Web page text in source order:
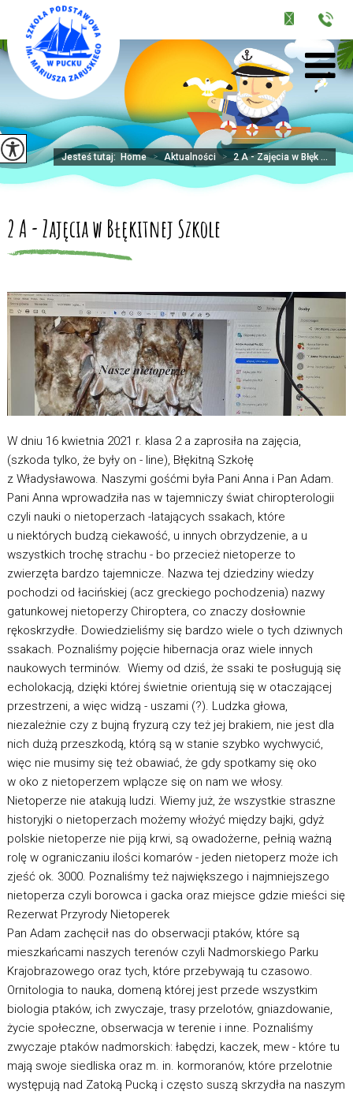
Jesteś tutaj: Home > Aktualności > 2 A - Zajęcia w Błęk ...
2 A - Zajęcia w Błękitnej Szkole
W dniu 16 kwietnia 2021 r. klasa 2 a zaprosiła na zajęcia,
(szkoda tylko, że były on - line), Błękitną Szkołę
z Władysławowa. Naszymi gośćmi była Pani Anna i Pan Adam.
Pani Anna wprowadziła nas w tajemniczy świat chiropterologii
czyli nauki o nietoperzach -latających ssakach, które
u niektórych budzą ciekawość, u innych obrzydzenie, a u
wszystkich trochę strachu - bo przecież nietoperze to
zwierzęta bardzo tajemnicze. Nazwa tej dziedziny wiedzy
pochodzi od łacińskiej (acz greckiego pochodzenia) nazwy
gatunkowej nietoperzy Chiroptera, co znaczy dosłownie
rękoskrzydłe. Dowiedzieliśmy się bardzo wiele o tych dziwnych
ssakach. Poznaliśmy pojęcie hibernacja oraz wiele innych
naukowych terminów. Wiemy od dziś, że ssaki te posługują się
echolokacją, dzięki której świetnie orientują się w otaczającej
przestrzeni, a więc widzą - uszami (?). Ludzka głowa,
niezależnie czy z bujną fryzurą czy też jej brakiem, nie jest dla
nich dużą przeszkodą, którą są w stanie szybko wychwycić,
więc nie musimy się też obawiać, że gdy spotkamy się oko
w oko z nietoperzem wplącze się on nam we włosy.
Nietoperze nie atakują ludzi. Wiemy już, że wszystkie straszne
historyjki o nietoperzach możemy włożyć między bajki, gdyż
polskie nietoperze nie piją krwi, są owadożerne, pełnią ważną
rolę w ograniczaniu ilości komarów - jeden nietoperz może ich
zjeść ok. 3000. Poznaliśmy też największego i najmniejszego
nietoperza czyli borowca i gacka oraz miejsce gdzie mieści się
Rezerwat Przyrody Nietoperek
Pan Adam zachęcił nas do obserwacji ptaków, które są
mieszkańcami naszych terenów czyli Nadmorskiego Parku
Krajobrazowego oraz tych, które przebywają tu czasowo.
Ornitologia to nauka, domeną której jest przede wszystkim
biologia ptaków, ich zwyczaje, trasy przelotów, gniazdowanie,
życie społeczne, obserwacja w terenie i inne. Poznaliśmy
zwyczaje ptaków nadmorskich: łabędzi, kaczek, mew - które tu
mają swoje siedliska oraz m. in. kormoranów, które przelotnie
występują nad Zatoką Pucką i często suszą skrzydła na naszym